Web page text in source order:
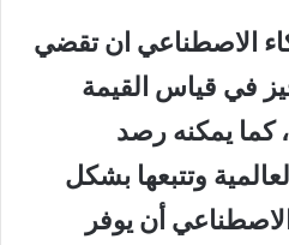
الاصطناعي ان تقضي
في قياس القيمة
كما يمكنه رصد
وتتبعها بشكل
أن يوفر